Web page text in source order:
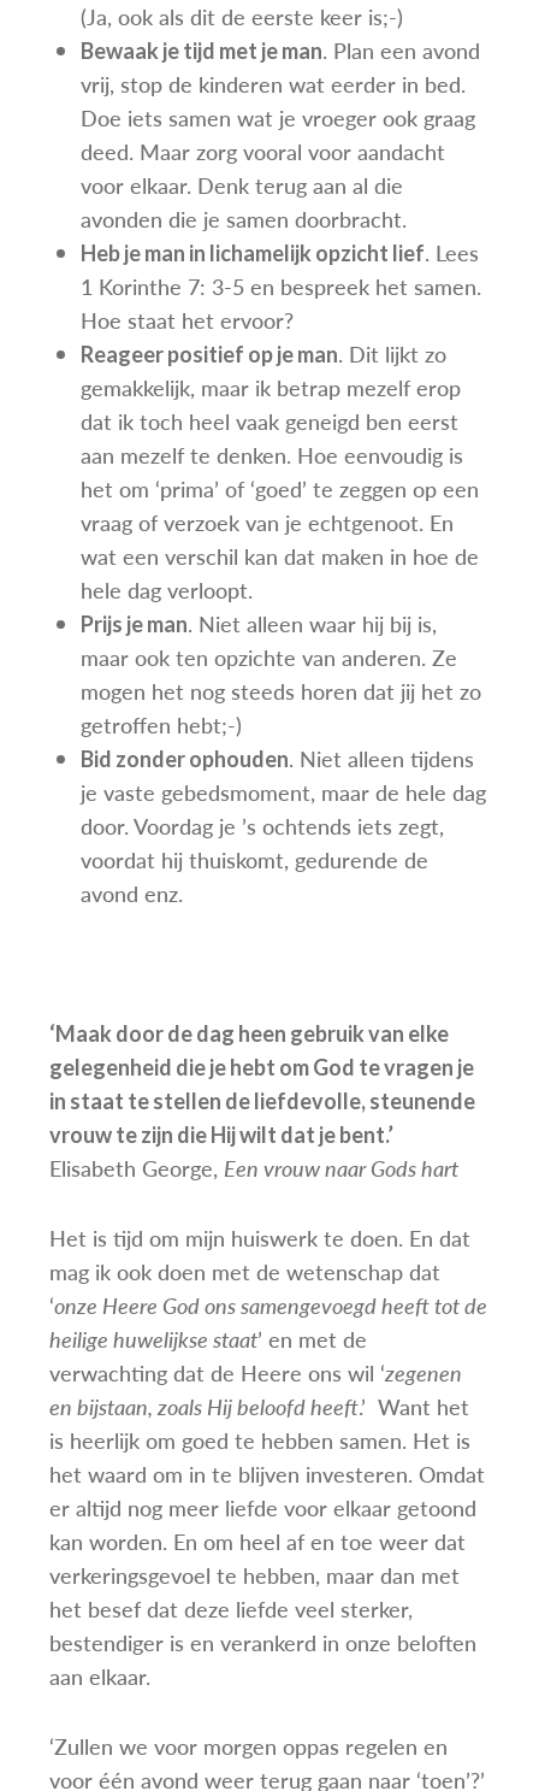
(Ja, ook als dit de eerste keer is;-)
Bewaak je tijd met je man. Plan een avond
vrij, stop de kinderen wat eerder in bed.
Doe iets samen wat je vroeger ook graag
deed. Maar zorg vooral voor aandacht
voor elkaar. Denk terug aan al die
avonden die je samen doorbracht.
Heb je man in lichamelijk opzicht lief. Lees
1 Korinthe 7: 3-5 en bespreek het samen.
Hoe staat het ervoor?
Reageer positief op je man. Dit lijkt zo
gemakkelijk, maar ik betrap mezelf erop
dat ik toch heel vaak geneigd ben eerst
aan mezelf te denken. Hoe eenvoudig is
het om ‘prima’ of ‘goed’ te zeggen op een
vraag of verzoek van je echtgenoot. En
wat een verschil kan dat maken in hoe de
hele dag verloopt.
Prijs je man. Niet alleen waar hij bij is,
maar ook ten opzichte van anderen. Ze
mogen het nog steeds horen dat jij het zo
getroffen hebt;-)
Bid zonder ophouden. Niet alleen tijdens
je vaste gebedsmoment, maar de hele dag
door. Voordag je ’s ochtends iets zegt,
voordat hij thuiskomt, gedurende de
avond enz.
‘Maak door de dag heen gebruik van elke
gelegenheid die je hebt om God te vragen je
in staat te stellen de liefdevolle, steunende
vrouw te zijn die Hij wilt dat je bent.’
Elisabeth George, Een vrouw naar Gods hart
Het is tijd om mijn huiswerk te doen. En dat
mag ik ook doen met de wetenschap dat
‘onze Heere God ons samengevoegd heeft tot de
heilige huwelijkse staat’ en met de
verwachting dat de Heere ons wil ‘zegenen
en bijstaan, zoals Hij beloofd heeft.’ Want het
is heerlijk om goed te hebben samen. Het is
het waard om in te blijven investeren. Omdat
er altijd nog meer liefde voor elkaar getoond
kan worden. En om heel af en toe weer dat
verkeringsgevoel te hebben, maar dan met
het besef dat deze liefde veel sterker,
bestendiger is en verankerd in onze beloften
aan elkaar.
‘Zullen we voor morgen oppas regelen en
voor één avond weer terug gaan naar ‘toen’?’